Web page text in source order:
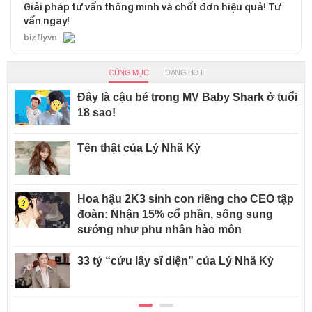
Giải pháp tư vấn thông minh và chốt đơn hiệu quả! Tư
vấn ngay!
bizfly.vn
CÙNG MỤC ĐANG HOT
Đây là cậu bé trong MV Baby Shark ở tuổi
18 sao!
Tên thật của Lý Nhã Kỳ
Hoa hậu 2K3 sinh con riêng cho CEO tập
đoàn: Nhận 15% cổ phần, sống sung
sướng như phu nhân hào môn
33 tỷ “cứu lấy sĩ diện” của Lý Nhã Kỳ